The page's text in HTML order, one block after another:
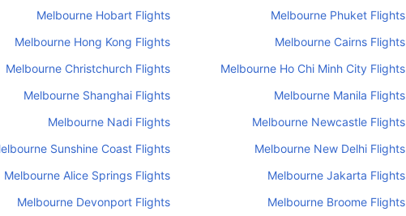
Melbourne Phuket Flights
Melbourne Hobart Flights
Melbourne Cairns Flights
Melbourne Hong Kong Flights
Melbourne Ho Chi Minh City Flights
Melbourne Christchurch Flights
Melbourne Manila Flights
Melbourne Shanghai Flights
Melbourne Newcastle Flights
Melbourne Nadi Flights
Melbourne New Delhi Flights
Sunshine Coast Flights
Melbourne Jakarta Flights
Melbourne Alice Springs Flights
Melbourne Broome Flights
Melbourne Devonport Flights